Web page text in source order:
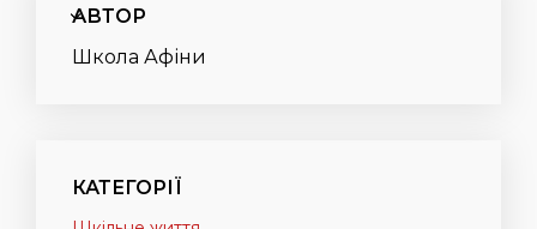
АВТОР
Школа Афіни
КАТЕГОРІЇ